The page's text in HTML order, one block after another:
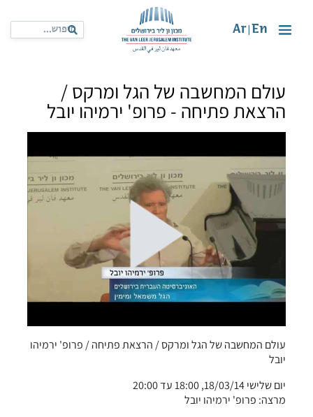
En
Ar
עולם המחשבה של הגל ומרקס /
הרצאת פתיחה - פרופ' ירמיהו יובל
עולם המחשבה של הגל ומרקס / הרצאת פתיחה / פרופ' ירמיהו
יובל
יום שלישי 18/03/14, 18:00 עד 20:00
מרצה: פרופ' ירמיהו יובל